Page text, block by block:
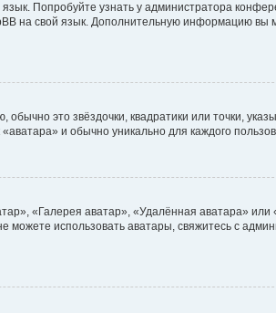
Попробуйте узнать у администратора
на свой язык. Дополнительную информацию вы
это звёздочки, квадратики или точки,
и обычно уникально для каждого
«Галерея аватар», «Удалённая аватара» или
можете использовать аватары, свяжитесь с